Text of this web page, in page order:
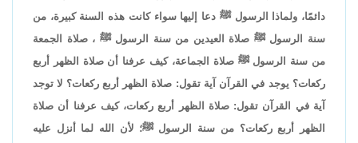
دائمًا، ولماذا الرسول ﷺ دعا إليها سواء كانت هذه السنة كبيرة، من
سنة الرسول ﷺ صلاة العيدين من سنة الرسول ﷺ ، صلاة الجمعة
من سنة الرسول ﷺ صلاة الجماعة، كيف عرفنا أن صلاة الظهر أربع
ركعات؟ يوجد في القرآن آية تقول: صلاة الظهر أربع ركعات؟ لا توجد
آية في القرآن تقول: صلاة الظهر أربع ركعات، كيف عرفنا أن صلاة
الظهر أربع ركعات؟ من سنة الرسول ﷺ؛ لأن الله لما أنزل عليه